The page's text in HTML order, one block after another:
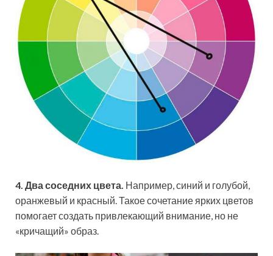
4. Два соседних цвета. Например, синий и голубой,
оранжевый и красный. Такое сочетание ярких цветов
помогает создать привлекающий внимание, но не
«кричащий» образ.